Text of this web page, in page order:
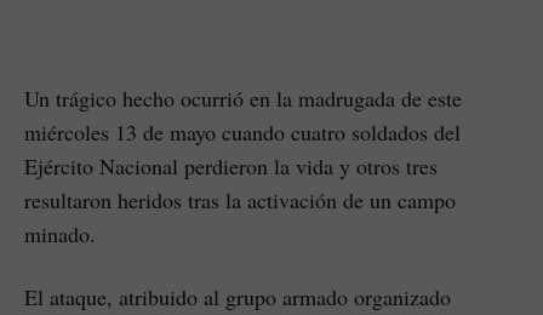
Un trágico hecho ocurrió en la madrugada de este
miércoles 13 de mayo cuando cuatro soldados del
Ejército Nacional perdieron la vida y otros tres
resultaron heridos tras la activación de un campo
minado.
El ataque, atribuido al grupo armado organizado